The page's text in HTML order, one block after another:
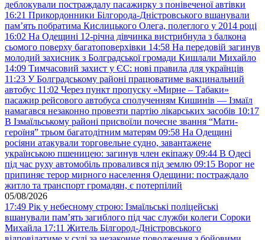
деблокували постраждалу пасажирку з понівеченої автівки
16:21 Прикордонники Білгорода-Дністровського вшанували
пам’ять побратима Кислицького Олега, полеглого у 2014 році
16:02 На Одещині 12-річна дівчинка вистрибнула з балкона
сьомого поверху багатоповерхівки 14:58 На передовій загинув
молодий захисник з Болградської громади Кишлали Михайло
14:09 Тимчасовий захист у ЄС: нові правила для українців
11:23 У Болградському районі працюватиме вакцинальний
автобус 11:02 Через пункт пропуску «Мирне – Табаки»
пасажир рейсового автобуса сполученням Кишинів — Ізмаїл
намагався незаконно провезти партію лікарських засобів 10:17
В Ізмаїльському районі присвоїли почесне звання “Мати-
героїня” трьом багатодітним матерям 09:58 На Одещині
росіяни атакували торговельне судно, завантажене
українською пшеницею: загинув член екіпажу 09:44 В Одесі
під час руху автомобіль провалився під землю 09:15 Ворог не
припиняє терор мирного населення Одещини: постраждало
житло та транспорт громадян, є потерпілий
05/08/2026
17:49 Рік у небесному строю: Ізмаїльські поліцейські
вшанували пам’ять загиблого під час служби колеги Сороки
Михайла 17:11 Житель Білгород-Дністровського